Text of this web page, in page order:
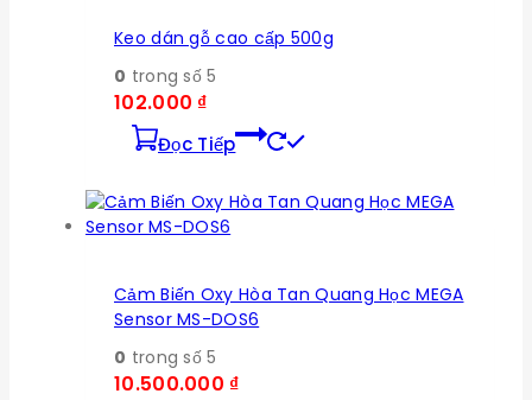
Keo dán gỗ cao cấp 500g
0 trong số 5
102.000 ₫
Đọc Tiếp
Cảm Biến Oxy Hòa Tan Quang Học MEGA
Sensor MS-DOS6
0 trong số 5
10.500.000 ₫